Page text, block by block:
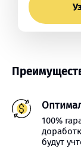
100%
будут